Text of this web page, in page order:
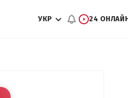
УКР 24